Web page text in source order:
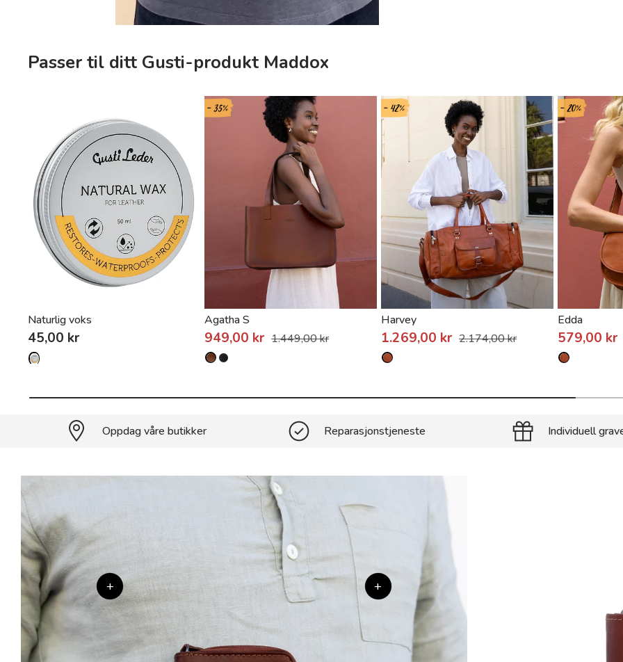
Passer til ditt Gusti-produkt Maddox
Naturlig voks
45,00 kr
- 35%
Agatha S
949,00 kr 1.449,00 kr
- 42%
Harvey
1.269,00 kr 2.174,00 kr
- 20%
Edda
579,00 kr
Oppdag våre butikker Reparasjonstjeneste Individuell
+ +